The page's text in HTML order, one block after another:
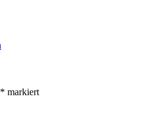
* markiert